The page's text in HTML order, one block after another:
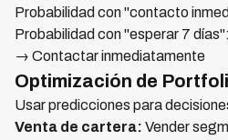
Probabilidad con "contacto
Probabilidad con "esperar 7
→ Contactar inmediatamente
Optimización de
Usar predicciones para
Venta de cartera: Vender